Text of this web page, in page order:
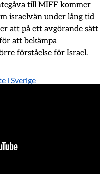
till MIFF kommer
israelvän under lång tid
att på ett avgörande sätt
att bekämpa
förståelse för Israel.
i Sverige